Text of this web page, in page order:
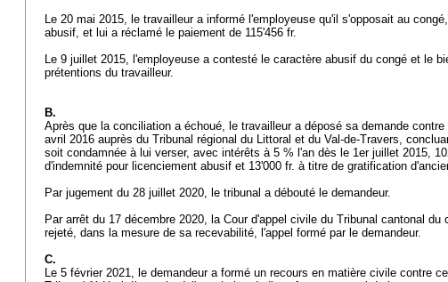
Le 20 mai 2015, le travailleur a informé l'employeuse qu'il s'opposait au
abusif, et lui a réclamé le paiement de 115'456 fr.
Le 9 juillet 2015, l'employeuse a contesté le caractère abusif du congé et le
prétentions du travailleur.
B.
Après que la conciliation a échoué, le travailleur a déposé sa demande
avril 2016 auprès du Tribunal régional du Littoral et du Val-de-Travers,
soit condamnée à lui verser, avec intérêts à 5 % l'an dès le 1er juillet 2015,
d'indemnité pour licenciement abusif et 13'000 fr. à titre de gratification
Par jugement du 28 juillet 2020, le tribunal a débouté le demandeur.
Par arrêt du 17 décembre 2020, la Cour d'appel civile du Tribunal cantonal du
rejeté, dans la mesure de sa recevabilité, l'appel formé par le demandeur.
C.
Le 5 février 2021, le demandeur a formé un recours en matière civile contre